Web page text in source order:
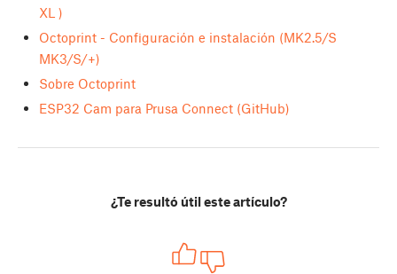
XL )
Octoprint - Configuración e instalación (MK2.5/S
MK3/S/+)
Sobre Octoprint
ESP32 Cam para Prusa Connect (GitHub)
¿Te resultó útil este artículo?